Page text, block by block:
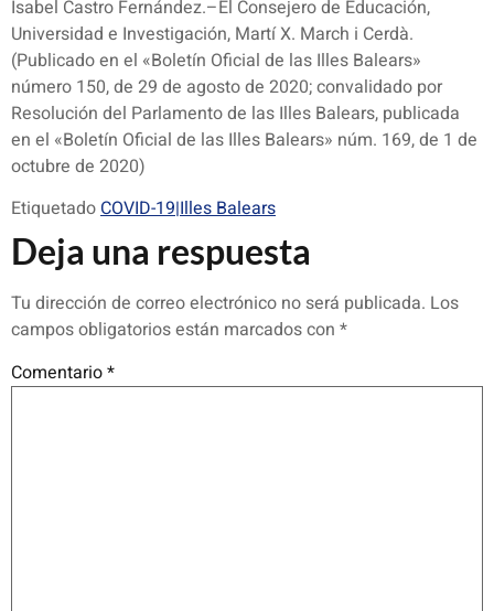
Isabel Castro Fernández.–El Consejero de Educación,
Universidad e Investigación, Martí X. March i Cerdà.
(Publicado en el «Boletín Oficial de las Illes Balears»
número 150, de 29 de agosto de 2020; convalidado por
Resolución del Parlamento de las Illes Balears, publicada
en el «Boletín Oficial de las Illes Balears» núm. 169, de 1 de
octubre de 2020)
EtiquetadoCOVID-19|Illes Balears
Deja una respuesta
Tu dirección de correo electrónico no será publicada. Los
campos obligatorios están marcados con *
Comentario*